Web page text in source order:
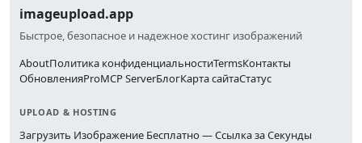
imageupload.app
Быстрое, безопасное и надежное хостинг изображений
AboutПолитика конфиденциальностиTermsКонтакты
ОбновленияProMCP ServerБлогКарта сайтаСтатус
UPLOAD & HOSTING
Загрузить Изображение Бесплатно — Ссылка за Секунды